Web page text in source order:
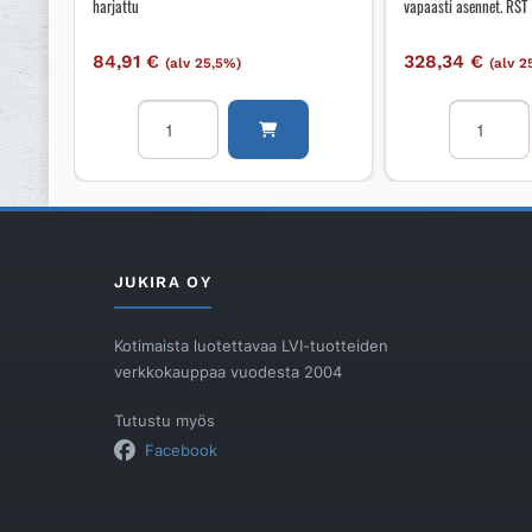
harjattu
84,91€ (alv 25,5%)
Jatkopala
Unidrain
ulkokulma
RST
vapaasti asennet. RST
328,34€ (alv
Unidrain
700
vapaasti
JUKIRA OY
Kotimaista luotettavaa LVI-tuotteiden
verkkokauppaa vuodesta 2004
Tutustu myös
Facebook